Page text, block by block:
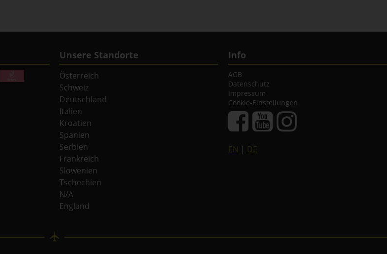
Unsere Standorte
Österreich
Schweiz
Deutschland
Italien
Kroatien
Spanien
Serbien
Frankreich
Slowenien
Tschechien
N/A
England
Info
AGB
Datenschutz
Impressum
Cookie-Einstellungen
EN | DE